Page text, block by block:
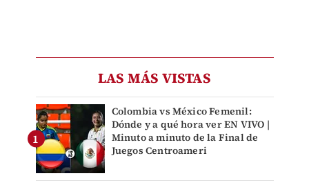
LAS MÁS VISTAS
Colombia vs México Femenil:
Dónde y a qué hora ver EN VIVO |
Minuto a minuto de la Final de
Juegos Centroameri